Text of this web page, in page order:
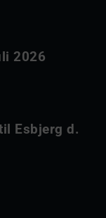
2026
Esbjerg d.